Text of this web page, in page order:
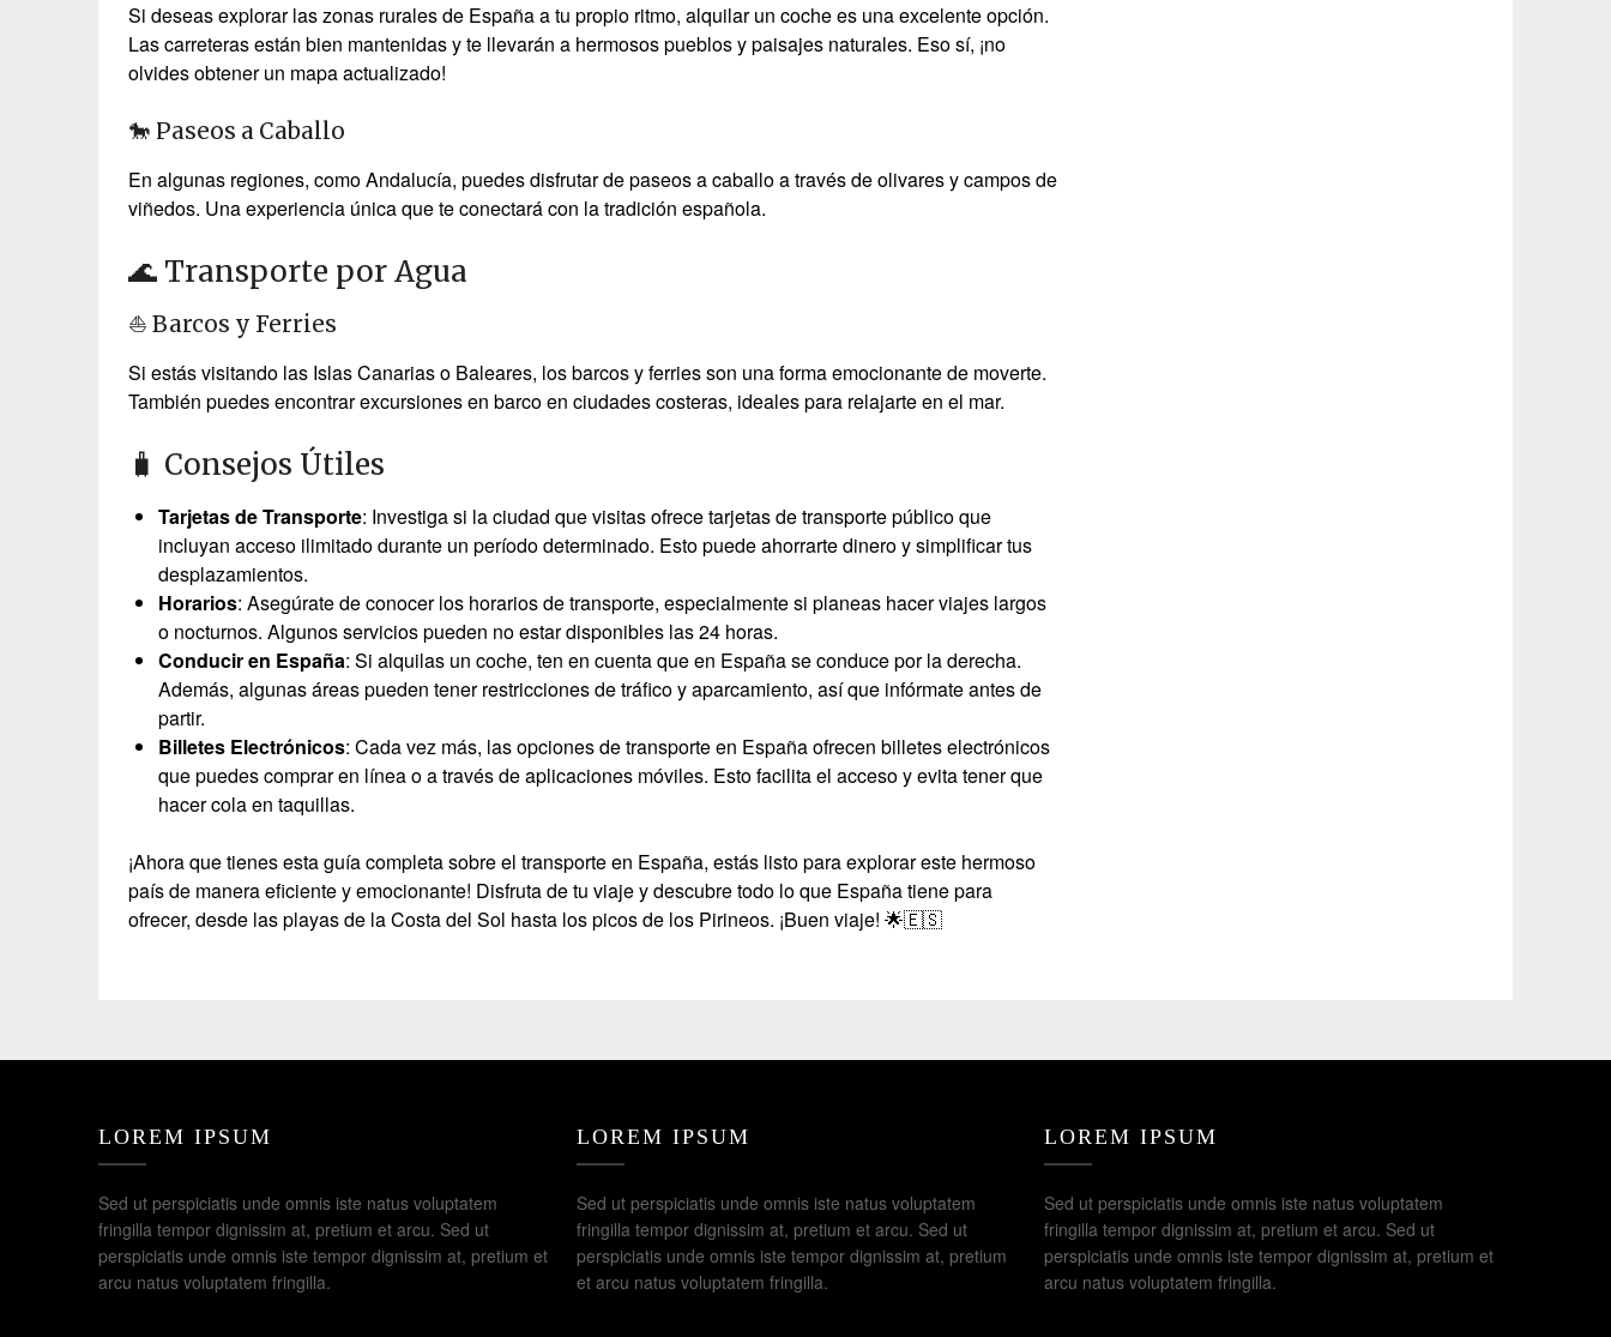
Si deseas explorar las zonas rurales de España a tu propio ritmo, alquilar un coche es una excelente opción.
Las carreteras están bien mantenidas y te llevarán a hermosos pueblos y paisajes naturales. Eso sí, ¡no
olvides obtener un mapa actualizado!
🐎 Paseos a Caballo
En algunas regiones, como Andalucía, puedes disfrutar de paseos a caballo a través de olivares y campos de
viñedos. Una experiencia única que te conectará con la tradición española.
🌊 Transporte por Agua
⛵ Barcos y Ferries
Si estás visitando las Islas Canarias o Baleares, los barcos y ferries son una forma emocionante de moverte.
También puedes encontrar excursiones en barco en ciudades costeras, ideales para relajarte en el mar.
🧳 Consejos Útiles
Tarjetas de Transporte: Investiga si la ciudad que visitas ofrece tarjetas de transporte público que
incluyan acceso ilimitado durante un período determinado. Esto puede ahorrarte dinero y simplificar tus
desplazamientos.
Horarios: Asegúrate de conocer los horarios de transporte, especialmente si planeas hacer viajes largos
o nocturnos. Algunos servicios pueden no estar disponibles las 24 horas.
Conducir en España: Si alquilas un coche, ten en cuenta que en España se conduce por la derecha.
Además, algunas áreas pueden tener restricciones de tráfico y aparcamiento, así que infórmate antes de
partir.
Billetes Electrónicos: Cada vez más, las opciones de transporte en España ofrecen billetes electrónicos
que puedes comprar en línea o a través de aplicaciones móviles. Esto facilita el acceso y evita tener que
hacer cola en taquillas.
¡Ahora que tienes esta guía completa sobre el transporte en España, estás listo para explorar este hermoso
país de manera eficiente y emocionante! Disfruta de tu viaje y descubre todo lo que España tiene para
ofrecer, desde las playas de la Costa del Sol hasta los picos de los Pirineos. ¡Buen viaje! 🌟🇪🇸
LOREM IPSUM
Sed ut perspiciatis unde omnis iste natus voluptatem
fringilla tempor dignissim at, pretium et arcu. Sed ut
perspiciatis unde omnis iste tempor dignissim at, pretium et
arcu natus voluptatem fringilla.
LOREM IPSUM
Sed ut perspiciatis unde omnis iste natus voluptatem
fringilla tempor dignissim at, pretium et arcu. Sed ut
perspiciatis unde omnis iste tempor dignissim at, pretium
et arcu natus voluptatem fringilla.
LOREM IPSUM
Sed ut perspiciatis unde omnis iste natus voluptatem
fringilla tempor dignissim at, pretium et arcu. Sed ut
perspiciatis unde omnis iste tempor dignissim at, pretium et
arcu natus voluptatem fringilla.